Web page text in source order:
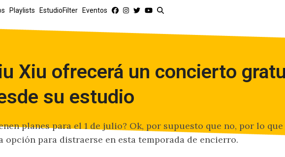
Playlists EstudioFilter Eventos
Xiu ofrecerá un concierto
su estudio
planes para el 1 de julio? Ok, por supuesto que no, por lo que
opción para distraerse en esta temporada de encierro.